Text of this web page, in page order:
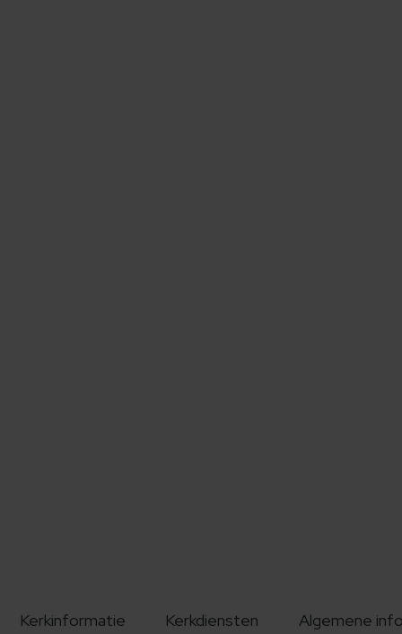
Kerkinformatie Kerkdiensten Algemene